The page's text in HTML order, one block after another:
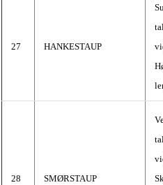
27 HANKESTAUP
28 SMØRSTAUP